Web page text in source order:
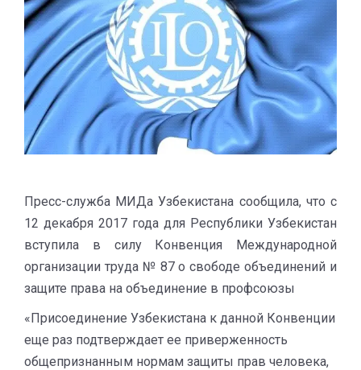
Пресс-служба МИДа Узбекистана сообщила, что с
12 декабря 2017 года для Республики Узбекистан
вступила в силу Конвенция Международной
организации труда № 87 о свободе объединений и
защите права на объединение в профсоюзы
«Присоединение Узбекистана к данной Конвенции
еще раз подтверждает ее приверженность
общепризнанным нормам защиты прав человека,